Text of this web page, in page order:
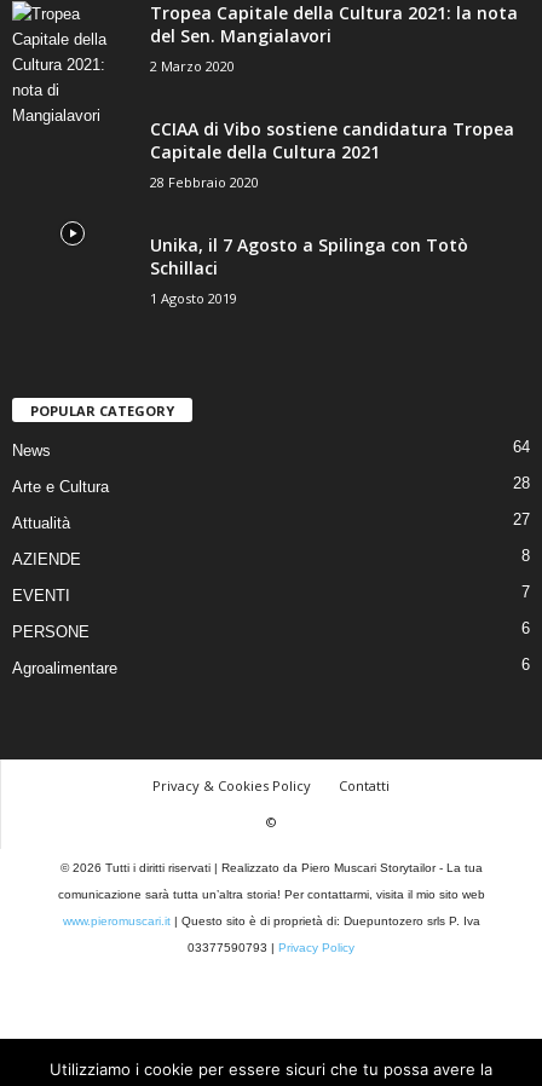
Tropea Capitale della Cultura 2021: la nota
del Sen. Mangialavori
2 Marzo 2020
CCIAA di Vibo sostiene candidatura Tropea
Capitale della Cultura 2021
28 Febbraio 2020
Unika, il 7 Agosto a Spilinga con Totò
Schillaci
1 Agosto 2019
POPULAR CATEGORY
News 64
Arte e Cultura 28
Attualità 27
AZIENDE 8
EVENTI 7
PERSONE 6
Agroalimentare 6
Privacy & Cookies Policy
Contatti
©
© 2026 Tutti i diritti riservati | Realizzato da Piero Muscari Storytailor - La tua
comunicazione sarà tutta un’altra storia! Per contattarmi, visita il mio sito web
www.pieromuscari.it| Questo sito è di proprietà di: Duepuntozero srls P. Iva
03377590793 | Privacy Policy
Utilizziamo i cookie per essere sicuri che tu possa avere la